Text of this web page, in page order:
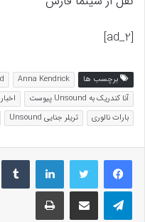
[ad_2]
برچسب ها Anna Kendrick
آنا کندریک به Unsound پیوست
اخبار
بارات نالوری
تریلر جنایی Unsound
لینکداین
تلگرام اشتراک گذاری با ایمیل چاپ